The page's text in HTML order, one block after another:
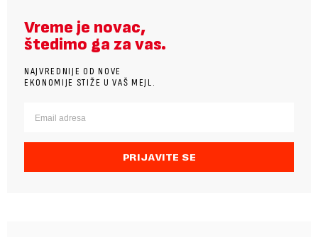
Vreme je novac,
štedimo ga za vas.
NAJVREDNIJE OD NOVE
EKONOMIJE STIŽE U VAŠ MEJL.
PRIJAVITE SE